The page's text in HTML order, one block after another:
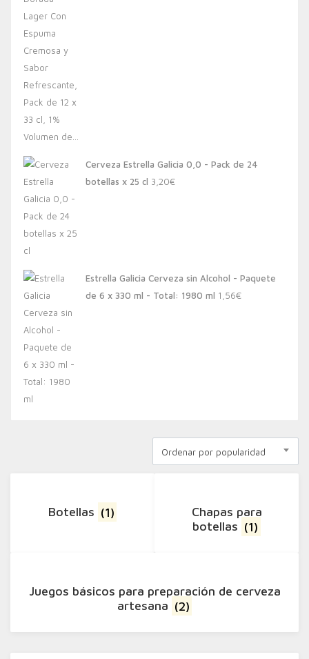
Cerveza Estrella Galicia 0,0 - Pack de 24
botellas x 25 cl 3,20€
Estrella Galicia Cerveza sin Alcohol - Paquete
de 6 x 330 ml - Total: 1980 ml 1,56€
Ordenar por popularidad
Botellas (1)
Chapas para
botellas (1)
Juegos básicos para preparación de cerveza
artesana (2)